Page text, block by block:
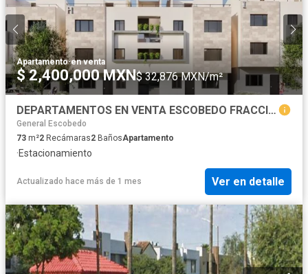
Apartamento·en venta
$ 2,400,000 MXN$ 32,876 MXN/m²
DEPARTAMENTOS EN VENTA ESCOBEDO FRACCIONAMIENTO REDEN
General Escobedo
73 m²2 Recámaras2 BañosApartamento
·Estacionamiento
Actualizado hace más de 1 mes Ver en detalle